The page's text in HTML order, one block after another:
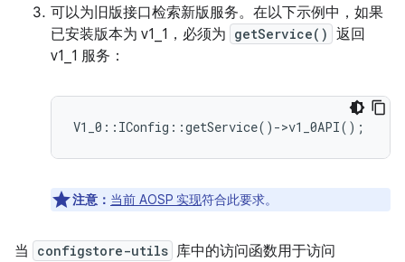
可以为旧版接口检索新版服务。在以下示例中，如果
已安装版本为 v1_1，必须为 getService() 返回
v1_1 服务：
注意： 当前 AOSP 实现符合此要求。
当 configstore-utils 库中的访问函数用于访问